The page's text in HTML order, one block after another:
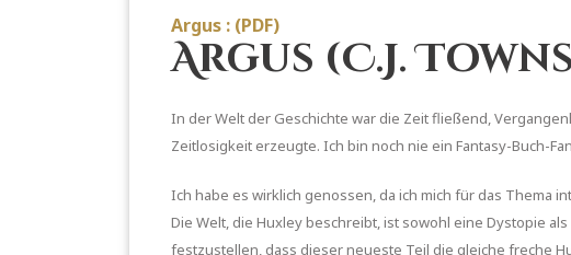
Argus : (PDF)
Argus (C.J.
In der Welt der Geschichte war die Zeit fließend,
Zeitlosigkeit erzeugte. Ich bin noch nie ein Fantasy-Buch-
Ich habe es wirklich genossen, da ich mich für das Thema
Die Welt, die Huxley beschreibt, ist sowohl eine Dystopie
festzustellen, dass dieser neueste Teil die gleiche freche